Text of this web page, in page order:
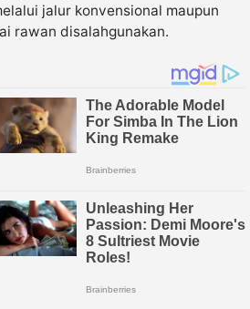
jalur konvensional maupun
rawan disalahgunakan.